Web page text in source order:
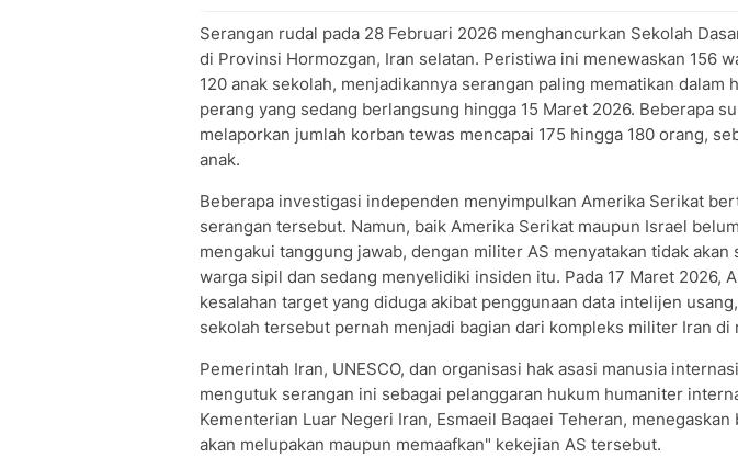
Serangan rudal pada 28 Februari 2026 menghancurkan Sekolah
di Provinsi Hormozgan, Iran selatan. Peristiwa ini menewaskan 156
120 anak sekolah, menjadikannya serangan paling mematikan dalam
perang yang sedang berlangsung hingga 15 Maret 2026. Beberapa
melaporkan jumlah korban tewas mencapai 175 hingga 180 orang,
anak.
Beberapa investigasi independen menyimpulkan Amerika Serikat
serangan tersebut. Namun, baik Amerika Serikat maupun Israel
mengakui tanggung jawab, dengan militer AS menyatakan tidak akan
warga sipil dan sedang menyelidiki insiden itu. Pada 17 Maret 2026,
kesalahan target yang diduga akibat penggunaan data intelijen
sekolah tersebut pernah menjadi bagian dari kompleks militer Iran di
Pemerintah Iran, UNESCO, dan organisasi hak asasi manusia
mengutuk serangan ini sebagai pelanggaran hukum humaniter
Kementerian Luar Negeri Iran, Esmaeil Baqaei Teheran, menegaskan
akan melupakan maupun memaafkan" kekejian AS tersebut.